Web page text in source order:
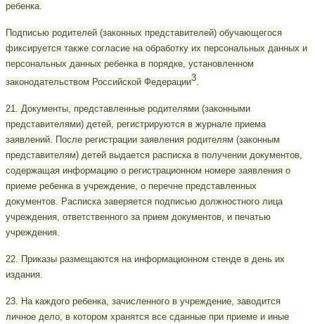
ребенка.
Подписью родителей (законных представителей) обучающегося
фиксируется также согласие на обработку их персональных данных и
персональных данных ребенка в порядке, установленном
законодательством Российской Федерации3
21. Документы, представленные родителями (законными
представителями) детей, регистрируются в журнале приема
заявлений. После регистрации заявления родителям (законным
представителям) детей выдается расписка в получении документов,
содержащая информацию о регистрационном номере заявления о
приеме ребенка в учреждение, о перечне представленных
документов. Расписка заверяется подписью должностного лица
учреждения, ответственного за прием документов, и печатью
учреждения.
22. Приказы размещаются на информационном стенде в день их
издания.
23. На каждого ребенка, зачисленного в учреждение, заводится
личное дело, в котором хранятся все сданные при приеме и иные